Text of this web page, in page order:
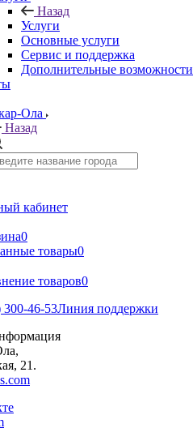
Назад
Услуги
Основные услуги
Сервис и поддержка
Дополнительные возможности
Ола
Назад
кабинет
0
товары0
товаров0
300-46-53Линия поддержки
21.